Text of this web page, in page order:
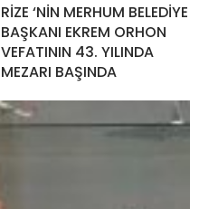
RİZE ‘NİN MERHUM BELEDİYE
BAŞKANI EKREM ORHON
VEFATININ 43. YILINDA
MEZARI BAŞINDA